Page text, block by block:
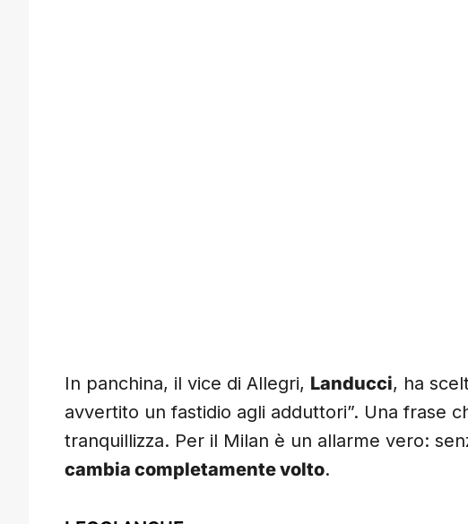
In panchina, il vice di Allegri, Landucci, ha
avvertito un fastidio agli adduttori”. Una frase
tranquillizza. Per il Milan è un allarme vero:
cambia completamente volto.